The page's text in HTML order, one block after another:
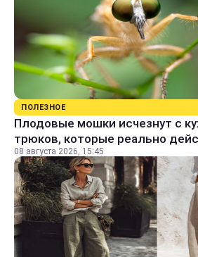
ПОЛЕЗНОЕ
Плодовые мошки исчезнут с
трюков, которые реально
08 августа 2026, 15:45